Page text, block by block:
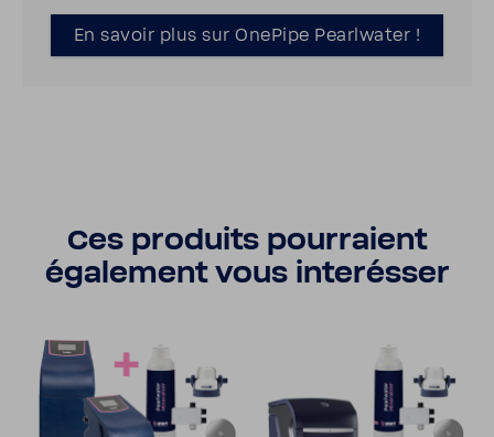
En savoir plus sur OnePipe Pearl­water !
Ces produits pour­raient
égale­ment vous inter­ésser